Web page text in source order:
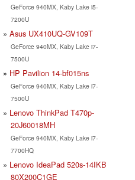
GeForce 940MX, Kaby Lake i5-
7200U
Asus UX410UQ-GV109T
GeForce 940MX, Kaby Lake i7-
7500U
HP Pavilion 14-bf015ns
GeForce 940MX, Kaby Lake i7-
7500U
Lenovo ThinkPad T470p-
20J60018MH
GeForce 940MX, Kaby Lake i7-
7700HQ
Lenovo IdeaPad 520s-14IKB
80X200C1GE